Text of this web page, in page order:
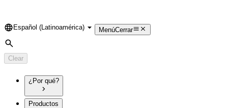
Language
Español (Latinoamérica) MenúCerrar
Search
Clear
¿Por qué?
Productos